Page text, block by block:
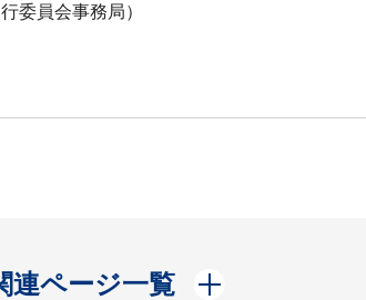
委員会事務局）
連ページ一覧
開く